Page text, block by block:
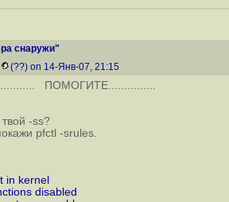
снаружи"
(??) on 14-Янв-07, 21:15
ПОМОГИТЕ...............
-ss?
pfctl -srules.
in kernel
disabled